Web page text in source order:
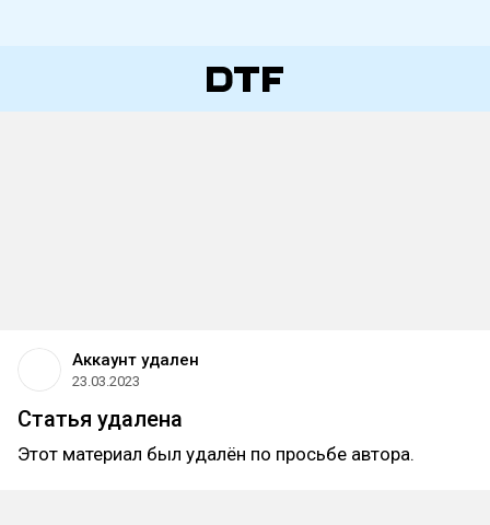
Аккаунт удален
23.03.2023
Статья удалена
Этот материал был удалён по просьбе автора.